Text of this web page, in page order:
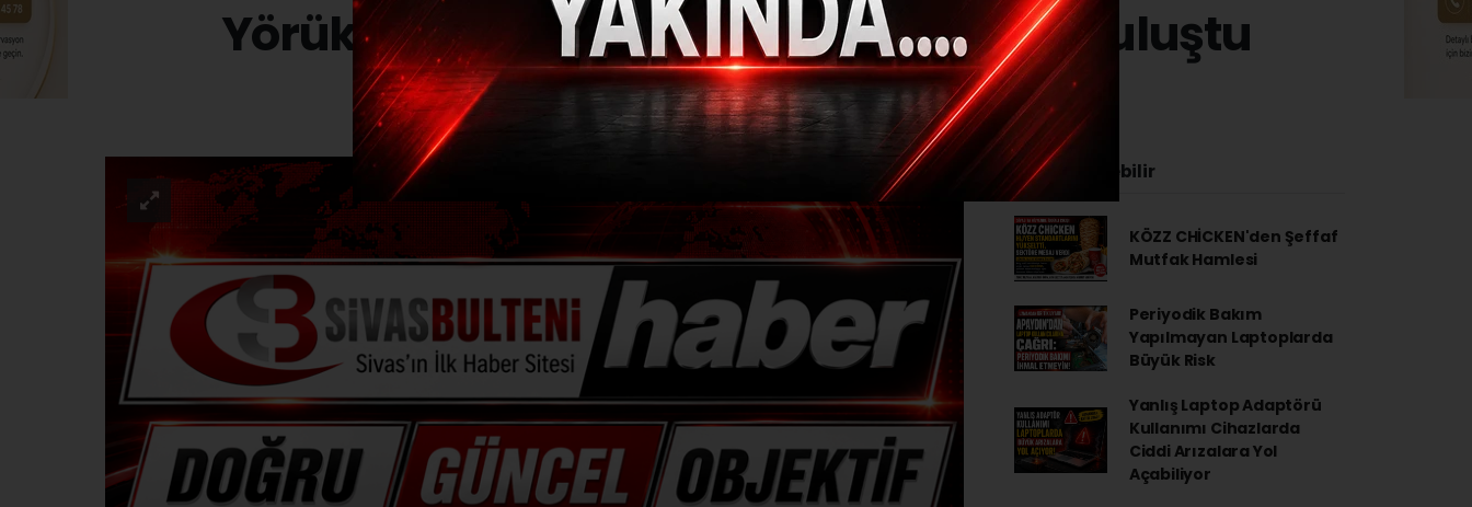
Yörükler yaylada güreş şenliklerinde buluştu
SPOR (İHA) - İhlas Haber Ajansı | 31.08.2024 - 13:30, Güncelleme: 31.08.2024 - 13:24
İlginizi Çekebilir
KÖZZ CHİCKEN'den Şeffaf
Mutfak Hamlesi
Periyodik Bakım
Yapılmayan Laptoplarda
Büyük Risk
Yanlış Laptop Adaptörü
Kullanımı Cihazlarda
Ciddi Arızalara Yol
Açabiliyor